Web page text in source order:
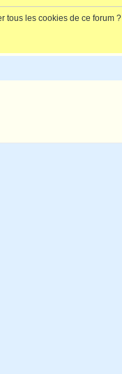
tous les cookies de ce forum ?